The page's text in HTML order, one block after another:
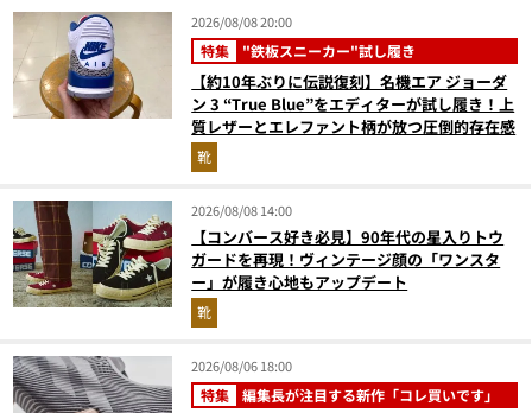
2026/08/08 20:00
特集 "鉄板スニーカー"試し履き
【約10年ぶりに伝説復刻】名機エア ジョーダ
ン 3 “True Blue”をエディターが試し履き！上
質レザーとエレファント柄が放つ圧倒的存在感
靴
2026/08/08 14:00
【コンバース好き必見】90年代の星入りトウ
ガードを再現！ヴィンテージ顔の「ワンスタ
ー」が履き心地もアップデート
靴
2026/08/06 18:00
特集 編集長が注目する新作「コレ買いです」